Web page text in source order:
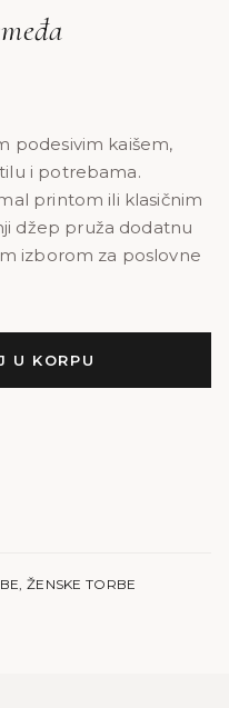
podesivim kaišem,
i potrebama.
printom ili klasičnim
džep pruža dodatnu
izborom za poslovne
U KORPU
, ŽENSKE TORBE